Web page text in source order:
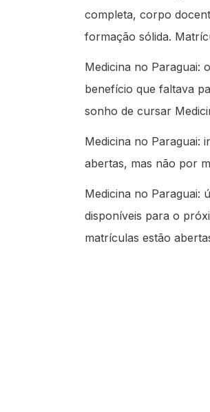
completa, corpo
formação sólida.
Medicina no Paraguai:
benefício que faltava
sonho de cursar
Medicina no Paraguai:
abertas, mas não por
Medicina no Paraguai:
disponíveis para o
matrículas estão